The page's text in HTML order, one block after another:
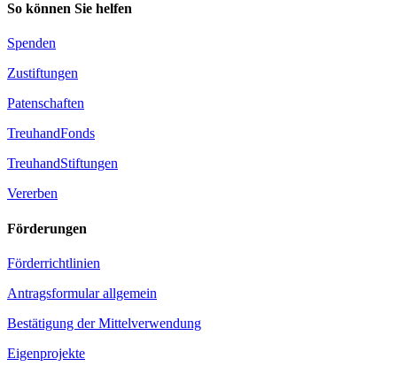
So können Sie helfen
Spenden
Zustiftungen
Patenschaften
TreuhandFonds
TreuhandStiftungen
Vererben
Förderungen
Förderrichtlinien
Antragsformular allgemein
Bestätigung der Mittelverwendung
Eigenprojekte